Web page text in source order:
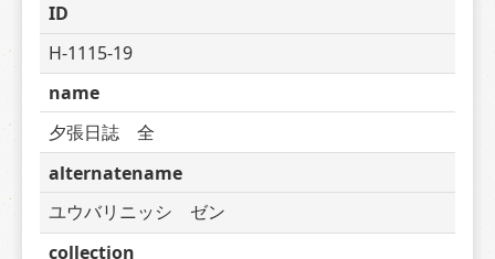
ID
H-1115-19
name
夕張日誌　全
alternatename
ユウバリニッシ　ゼン
collection